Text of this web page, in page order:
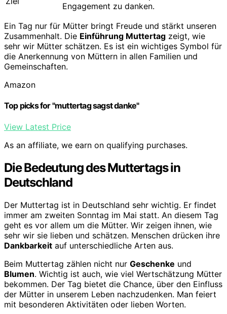
Engagement zu danken.
Ein Tag nur für Mütter bringt Freude und stärkt unseren
Zusammenhalt. Die Einführung Muttertag zeigt, wie
sehr wir Mütter schätzen. Es ist ein wichtiges Symbol für
die Anerkennung von Müttern in allen Familien und
Gemeinschaften.
Amazon
Top picks for "muttertag sagst danke"
View Latest Price
As an affiliate, we earn on qualifying purchases.
Die Bedeutung des Muttertags in
Deutschland
Der Muttertag ist in Deutschland sehr wichtig. Er findet
immer am zweiten Sonntag im Mai statt. An diesem Tag
geht es vor allem um die Mütter. Wir zeigen ihnen, wie
sehr wir sie lieben und schätzen. Menschen drücken ihre
Dankbarkeit auf unterschiedliche Arten aus.
Beim Muttertag zählen nicht nur Geschenke und
Blumen. Wichtig ist auch, wie viel Wertschätzung Mütter
bekommen. Der Tag bietet die Chance, über den Einfluss
der Mütter in unserem Leben nachzudenken. Man feiert
mit besonderen Aktivitäten oder lieben Worten.